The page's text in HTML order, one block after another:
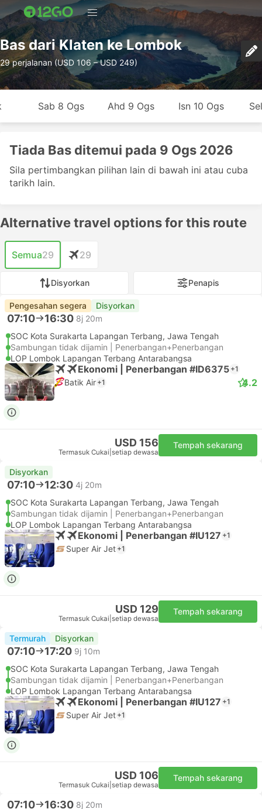
Bas dari Klaten ke Lombok
29 perjalanan (USD 106 – USD 249)
Sab 8 Ogs Ahd 9 Ogs Isn 10 Ogs
Tiada Bas ditemui pada 9 Ogs 2026
Sila pertimbangkan pilihan lain di bawah ini atau cuba
tarikh lain.
Alternative travel options for this route
Semua29 29
Disyorkan Penapis
Pengesahan segera Disyorkan
07:10 16:30 8j 20m
SOC Kota Surakarta Lapangan Terbang, Jawa Tengah
Sambungan tidak dijamin | Penerbangan+Penerbangan
LOP Lombok Lapangan Terbang Antarabangsa
Ekonomi | Penerbangan #ID6375 +1
Batik Air +1 4.2
USD 156
Termasuk Cukai setiap dewasa
Tempah sekarang
Disyorkan
07:10 12:30 4j 20m
SOC Kota Surakarta Lapangan Terbang, Jawa Tengah
Sambungan tidak dijamin | Penerbangan+Penerbangan
LOP Lombok Lapangan Terbang Antarabangsa
Ekonomi | Penerbangan #IU127 +1
Super Air Jet +1
USD 129
Termasuk Cukai setiap dewasa
Tempah sekarang
Termurah Disyorkan
07:10 17:20 9j 10m
SOC Kota Surakarta Lapangan Terbang, Jawa Tengah
Sambungan tidak dijamin | Penerbangan+Penerbangan
LOP Lombok Lapangan Terbang Antarabangsa
Ekonomi | Penerbangan #IU127 +1
Super Air Jet +1
USD 106
Termasuk Cukai setiap dewasa
Tempah sekarang
07:10 16:30 8j 20m